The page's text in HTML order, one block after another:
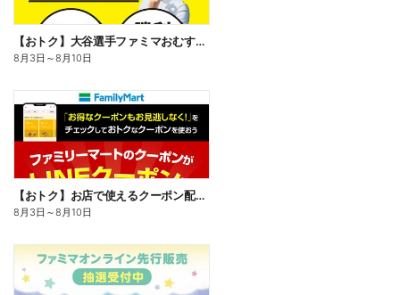
【おトク】大谷選手ファミマおむすび割
8月3日 ～8月10日
【おトク】お店で使えるクーポン配信中
8月3日 ～8月10日